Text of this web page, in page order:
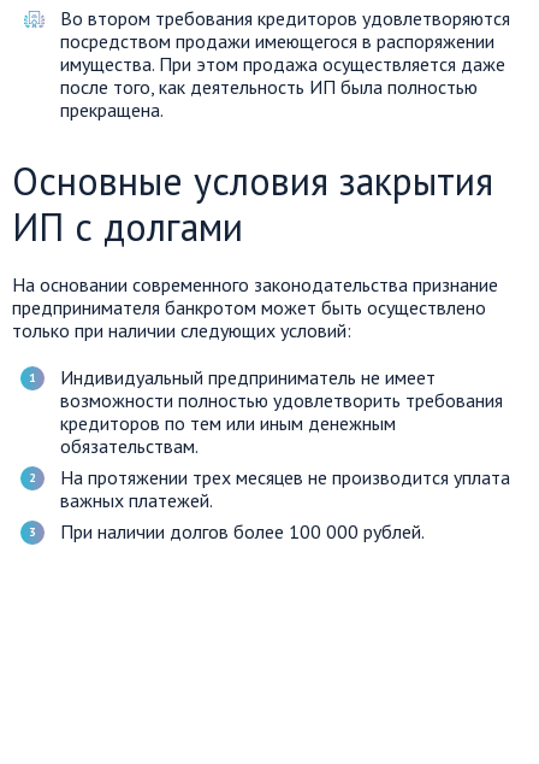
Во втором требования кредиторов удовлетворяются
посредством продажи имеющегося в распоряжении
имущества. При этом продажа осуществляется даже
после того, как деятельность ИП была полностью
прекращена.
Основные условия закрытия
ИП с долгами
На основании современного законодательства признание
предпринимателя банкротом может быть осуществлено
только при наличии следующих условий:
Индивидуальный предприниматель не имеет
возможности полностью удовлетворить требования
кредиторов по тем или иным денежным
обязательствам.
На протяжении трех месяцев не производится уплата
важных платежей.
При наличии долгов более 100 000 рублей.